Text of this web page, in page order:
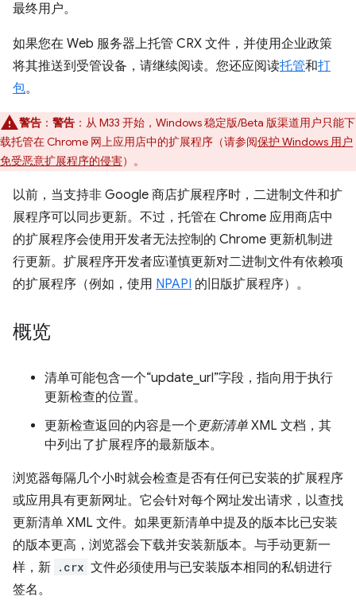
最终用户。
如果您在 Web 服务器上托管 CRX 文件，并使用企业政策
将其推送到受管设备，请继续阅读。您还应阅读托管和打
包。
警告 ： 警告 ：从 M33 开始，Windows 稳定版/Beta 版渠道用户只能下
载托管在 Chrome 网上应用店中的扩展程序（请参阅保护 Windows 用户
免受恶意扩展程序的侵害）。
以前，当支持非 Google 商店扩展程序时，二进制文件和扩
展程序可以同步更新。不过，托管在 Chrome 应用商店中
的扩展程序会使用开发者无法控制的 Chrome 更新机制进
行更新。扩展程序开发者应谨慎更新对二进制文件有依赖项
的扩展程序（例如，使用 NPAPI 的旧版扩展程序）。
概览
清单可能包含一个“update_url”字段，指向用于执行
更新检查的位置。
更新检查返回的内容是一个更新清单 XML 文档，其
中列出了扩展程序的最新版本。
浏览器每隔几个小时就会检查是否有任何已安装的扩展程序
或应用具有更新网址。它会针对每个网址发出请求，以查找
更新清单 XML 文件。如果更新清单中提及的版本比已安装
的版本更高，浏览器会下载并安装新版本。与手动更新一
样，新 .crx 文件必须使用与已安装版本相同的私钥进行
签名。